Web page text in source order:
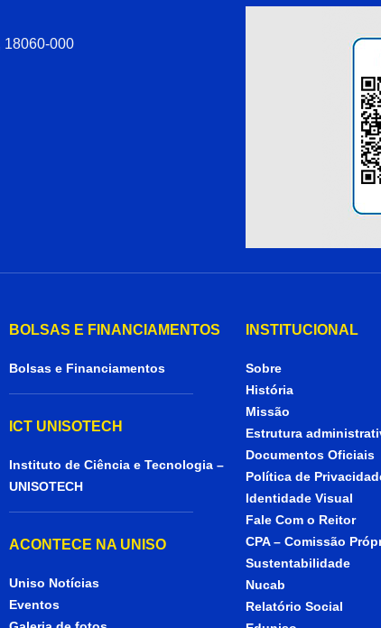
18060-000
BOLSAS E FINANCIAMENTOS
Bolsas e Financiamentos
ICT UNISOTECH
Instituto de Ciência e Tecnologia –
UNISOTECH
ACONTECE NA UNISO
Uniso Notícias
Eventos
INSTITUCIONAL
Sobre
História
Missão
Estrutura
Documentos Oficiais
Política de
Identidade Visual
Fale Com o Reitor
CPA – Comissão
Sustentabilidade
Nucab
Relatório Social